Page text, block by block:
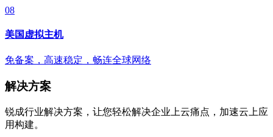
08
美国虚拟主机
免备案，高速稳定，畅连全球网络
解决方案
锐成行业解决方案，让您轻松解决企业上云痛点，加速云上应
用构建。